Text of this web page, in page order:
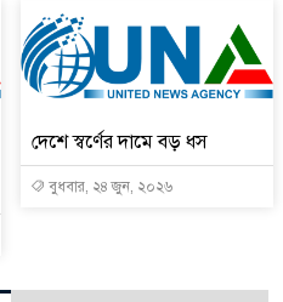
দেশে স্বর্ণের দামে বড় ধস
বুধবার, ২৪ জুন, ২০২৬